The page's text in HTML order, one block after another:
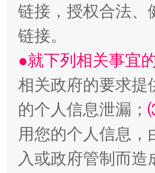
链接，授权合法、
链接。
●就下列相关事宜
相关政府的要求提
的个人信息泄漏；
用您的个人信息
入或政府管制而